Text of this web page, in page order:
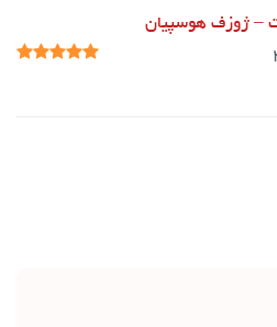
– ژوزف هوسپیان